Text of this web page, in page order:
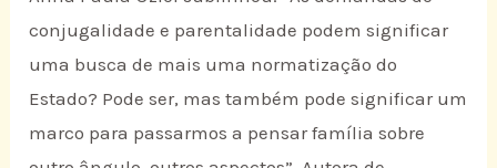
conjugalidade e parentalidade podem significar
uma busca de mais uma normatização do
Estado? Pode ser, mas também pode significar um
marco para passarmos a pensar família sobre